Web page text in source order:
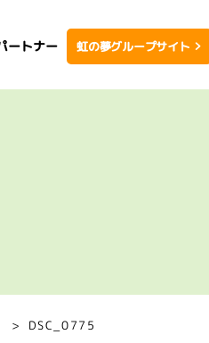
ートナー 虹の夢グループサイト
DSC_0775